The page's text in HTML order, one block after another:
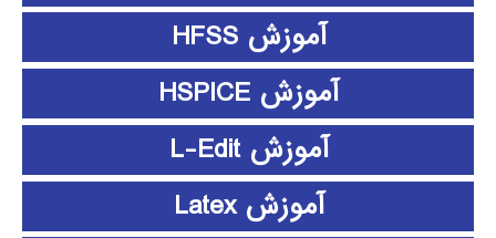
آموزش HFSS
آموزش HSPICE
آموزش L-Edit
آموزش Latex